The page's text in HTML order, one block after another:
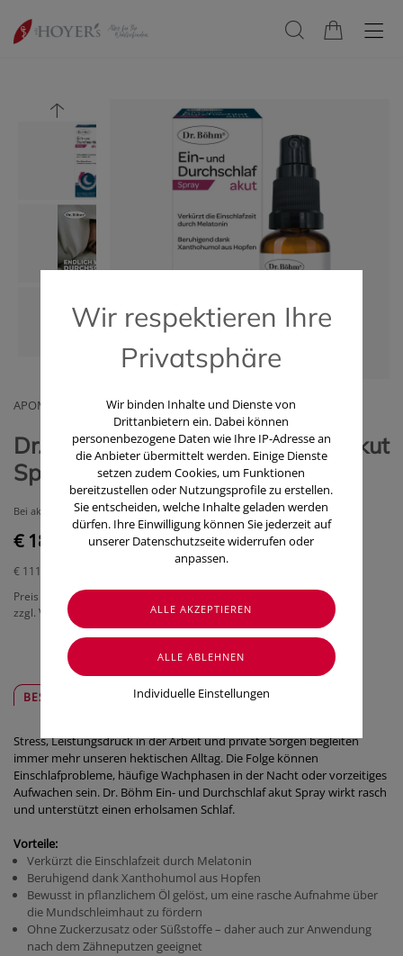
APOMEDICA PHARMAZEUTISCHEPRODUKTE GMBH
Dr. Böhm Ein- und Durchschlaf Akut
Spray (17 ml)
Bei akuten Ein- und Durchschlafproblemen
€ 18,90
€ 111,18
Preis inkl. MwSt.
zzgl. Versandkosten
BESCHREIBUNG SICHER & REGIONAL
Stress, Leistungsdruck in der Arbeit und private Sorgen begleiten
immer mehr unseren hektischen Alltag. Die Folge können
Einschlafprobleme, häufige Wachphasen in der Nacht oder vorzeitiges
Aufwachen sein. Dr. Böhm Ein- und Durchschlaf akut Spray wirkt rasch
und unterstützt einen erholsamen Schlaf.
Vorteile:
Verkürzt die Einschlafzeit durch Melatonin
Beruhigend dank Xanthohumol aus Hopfen
Bewusst in pflanzlichem Öl gelöst, um eine rasche Aufnahme über
die Mundschleimhaut zu fördern
Ohne Zuckerzusatz oder Süßstoffe – daher auch zur Anwendung
nach dem Zähneputzen geeignet
Wir respektieren Ihre
Privatsphäre
Wir binden Inhalte und Dienste von
Drittanbietern ein. Dabei können
personenbezogene Daten wie Ihre IP-Adresse an
die Anbieter übermittelt werden. Einige Dienste
setzen zudem Cookies, um Funktionen
bereitzustellen oder Nutzungsprofile zu erstellen.
Sie entscheiden, welche Inhalte geladen werden
dürfen. Ihre Einwilligung können Sie jederzeit auf
unserer Datenschutzseite widerrufen oder
anpassen.
Individuelle Einstellungen